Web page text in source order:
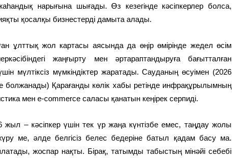
нарығына шығады. Өз кезегінде кәсіпкерлер болса,
қосалқы бизнестерді дамыта алады.
ұлттық жол картасы аясында да өңір өмірінде жедел өсім
жаңғырту мен әртараптандыруға бағытталған
мүлтіксіз мүмкіндіктер жаратады. Сауданың өсуімен (2026
болжанады) Қарағанды көлік хабы ретінде инфрақұрылымның
мен e-commerce саласы қанатын кеңірек серпиді.
жыл – кәсіпкер үшін тек үр жаңа күнтізбе емес, таңдау жолы
ме, әлде белгісіз белес бедеріне батыл қадам басу ма.
жоспар нақты. Бірақ, татымды табыстың мінәйі себебі